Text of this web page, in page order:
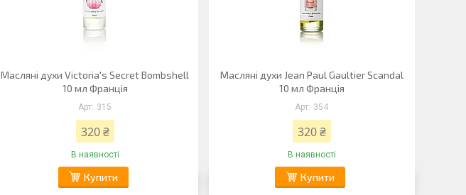
Масляні духи Victoria's Secret Bombshell
10 мл Франція
315
320 ₴
В наявності
Купити
Масляні духи Jean Paul Gaultier Scandal
10 мл Франція
354
320 ₴
В наявності
Купити